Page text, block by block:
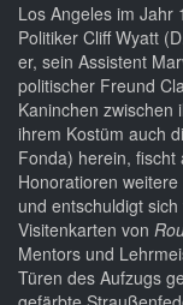
Los Angeles im Jahr
Politiker Cliff Wyatt
er, sein Assistent
politischer Freund
Kaninchen
ihrem Kostüm auch
Fonda) herein,
Honoratioren
und entschuldigt
Visitenkarten von
Mentors und
Türen des Aufzugs